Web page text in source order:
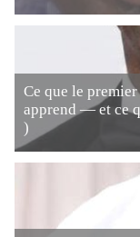
Ce que le
apprend — et ce
)